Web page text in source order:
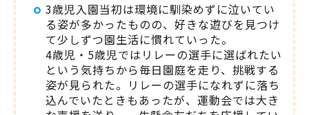
3歳児入園当初は環境に馴染めずに泣いてい
る姿が多かったものの、好きな遊びを見つけ
て少しずつ園生活に慣れていった。
4歳児・5歳児ではリレーの選手に選ばれたい
という気持ちから毎日園庭を走り、挑戦する
姿が見られた。リレーの選手になれずに落ち
込んでいたときもあったが、運動会では大き